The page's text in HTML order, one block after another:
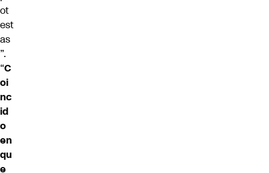
ot
est
as
”.
“C
oi
nc
id
o
en
qu
e